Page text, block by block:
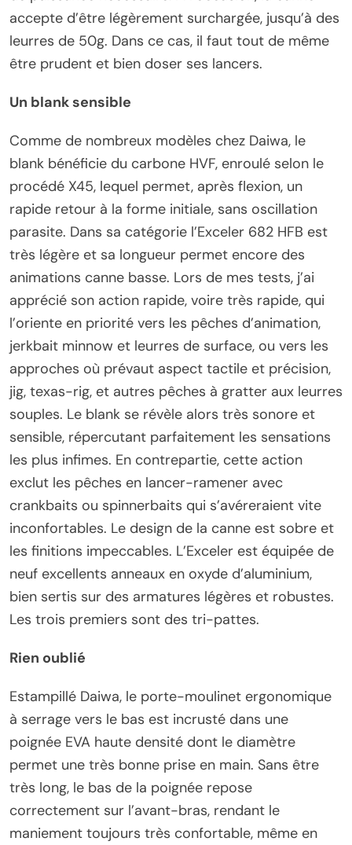
accepte d’être légèrement surchargée, jusqu’à des
leurres de 50g. Dans ce cas, il faut tout de même
être prudent et bien doser ses lancers.
Un blank sensible
Comme de nombreux modèles chez Daiwa, le
blank bénéficie du carbone HVF, enroulé selon le
procédé X45, lequel permet, après flexion, un
rapide retour à la forme initiale, sans oscillation
parasite. Dans sa catégorie l’Exceler 682 HFB est
très légère et sa longueur permet encore des
animations canne basse. Lors de mes tests, j’ai
apprécié son action rapide, voire très rapide, qui
l’oriente en priorité vers les pêches d’animation,
jerkbait minnow et leurres de surface, ou vers les
approches où prévaut aspect tactile et précision,
jig, texas-rig, et autres pêches à gratter aux leurres
souples. Le blank se révèle alors très sonore et
sensible, répercutant parfaitement les sensations
les plus infimes. En contrepartie, cette action
exclut les pêches en lancer-ramener avec
crankbaits ou spinnerbaits qui s’avéreraient vite
inconfortables. Le design de la canne est sobre et
les finitions impeccables. L’Exceler est équipée de
neuf excellents anneaux en oxyde d’aluminium,
bien sertis sur des armatures légères et robustes.
Les trois premiers sont des tri-pattes.
Rien oublié
Estampillé Daiwa, le porte-moulinet ergonomique
à serrage vers le bas est incrusté dans une
poignée EVA haute densité dont le diamètre
permet une très bonne prise en main. Sans être
très long, le bas de la poignée repose
correctement sur l’avant-bras, rendant le
maniement toujours très confortable, même en